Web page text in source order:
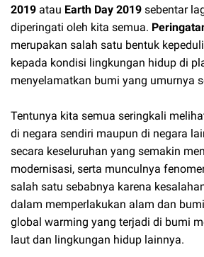
2019 atau Earth Day 2019 sebentar
diperingati oleh kita semua.
merupakan salah satu bentuk
kepada kondisi lingkungan hidup di
menyelamatkan bumi yang umurnya
Tentunya kita semua seringkali
di negara sendiri maupun di negara
secara keseluruhan yang semakin
modernisasi, serta munculnya
salah satu sebabnya karena
dalam memperlakukan alam dan
global warming yang terjadi di bumi
laut dan lingkungan hidup lainnya.